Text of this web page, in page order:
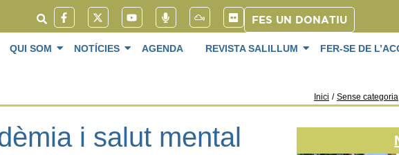
FES UN DONATIU
QUI SOM NOTÍCIES AGENDA REVISTA SALILLUM FER-SE DE
Inici / Sense categoria
i salut mental